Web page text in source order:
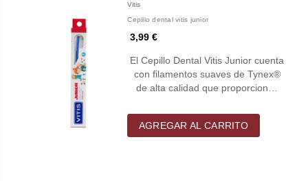
Vitis
Cepillo dental vitis junior
3,99 €
El Cepillo Dental Vitis Junior cuenta
con filamentos suaves de Tynex®
de alta calidad que proporcion…
AGREGAR AL CARRITO